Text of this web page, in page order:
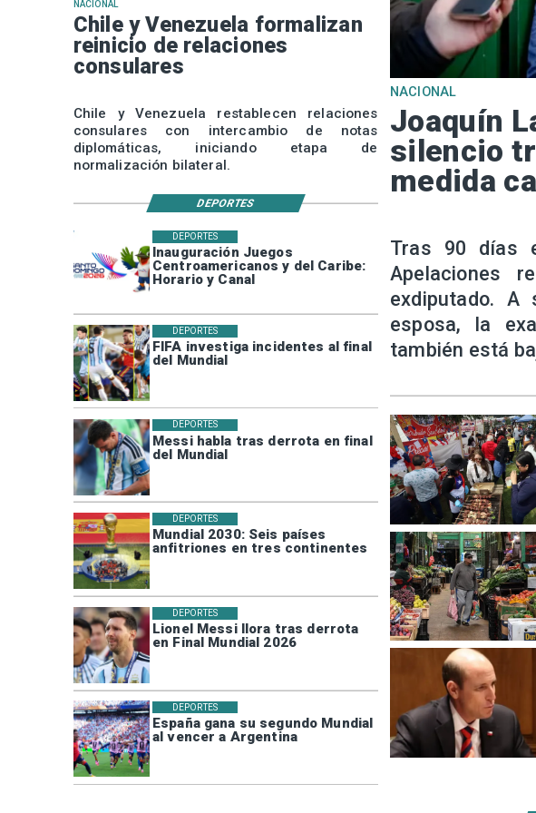
Inauguración Juegos
Centroamericanos y del Caribe:
Horario y Canal
DEPORTES
FIFA investiga incidentes al final
del Mundial
DEPORTES
Messi habla tras derrota en final
del Mundial
DEPORTES
Mundial 2030: Seis países
anfitriones en tres continentes
DEPORTES
Lionel Messi llora tras derrota
en Final Mundial 2026
DEPORTES
España gana su segundo Mundial
al vencer a Argentina
DEPORTES
NACIONAL
Chile y Venezuela formalizan
reinicio de relaciones
consulares
Chile y Venezuela restablecen relaciones
consulares con intercambio de notas
diplomáticas, iniciando etapa de
normalización bilateral.
NACIONAL
Joaquín
silencio
medida
Tras 90 días
Apelaciones
exdiputado.
esposa, la
también está
DEPORTES